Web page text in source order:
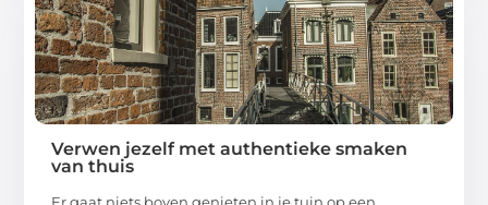
Verwen jezelf met authentieke smaken
van thuis
Er gaat niets boven genieten in je tuin op een